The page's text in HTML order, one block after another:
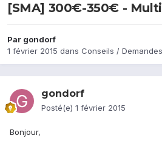
[SMA] 300€-350€ -
Par gondorf
1 février 2015 dans Conseils /
gondorf
Posté(e) 1 février 2015
Bonjour,